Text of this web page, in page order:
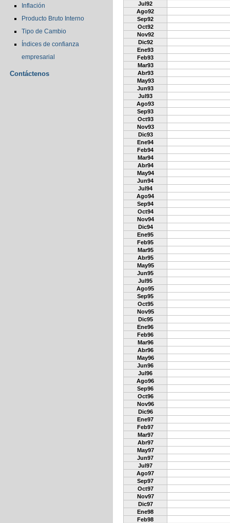
Inflación
Producto Bruto Interno
Tipo de Cambio
Índices de confianza
empresarial
Contáctenos
Jul92
Ago92
Sep92
Oct92
Nov92
Dic92
Ene93
Feb93
Mar93
Abr93
May93
Jun93
Jul93
Ago93
Sep93
Oct93
Nov93
Dic93
Ene94
Feb94
Mar94
Abr94
May94
Jun94
Jul94
Ago94
Sep94
Oct94
Nov94
Dic94
Ene95
Feb95
Mar95
Abr95
May95
Jun95
Jul95
Ago95
Sep95
Oct95
Nov95
Dic95
Ene96
Feb96
Mar96
Abr96
May96
Jun96
Jul96
Ago96
Sep96
Oct96
Nov96
Dic96
Ene97
Feb97
Mar97
Abr97
May97
Jun97
Jul97
Ago97
Sep97
Oct97
Nov97
Dic97
Ene98
Feb98